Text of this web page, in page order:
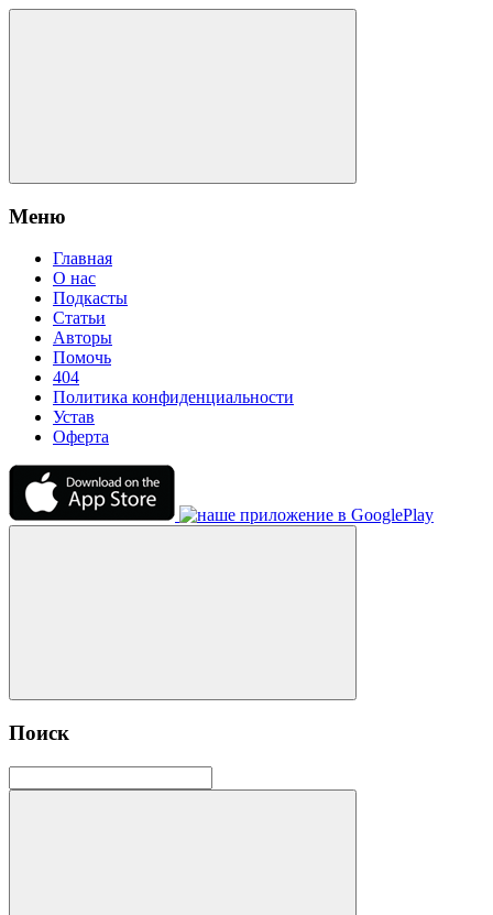
Меню
Главная
О нас
Подкасты
Статьи
Авторы
Помочь
404
Политика конфиденциальности
Устав
Оферта
Поиск